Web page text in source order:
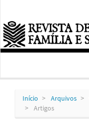
Conteúdo
principal
Barra
Lateral
Início Arquivos
Artigos